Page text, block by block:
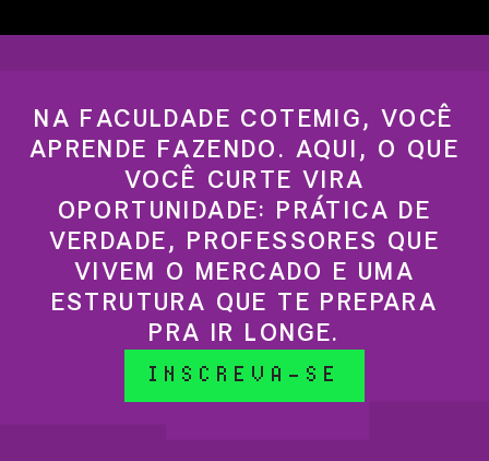
NA FACULDADE COTEMIG, VOCÊ
APRENDE FAZENDO. AQUI, O QUE
VOCÊ CURTE VIRA
OPORTUNIDADE: PRÁTICA DE
VERDADE, PROFESSORES QUE
VIVEM O MERCADO E UMA
ESTRUTURA QUE TE PREPARA
PRA IR LONGE.
INSCREVA-SE